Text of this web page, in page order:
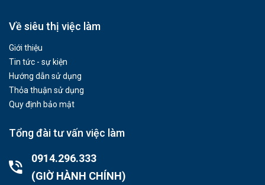
Về siêu thị việc làm
Giới thiệu
Tin tức - sự kiện
Hướng dẫn sử dụng
Thỏa thuận sử dụng
Quy định bảo mật
Tổng đài tư vấn việc làm
0914.296.333
(GIỜ HÀNH CHÍNH)